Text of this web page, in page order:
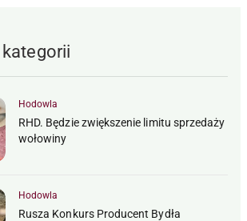
Hodowla
RHD. Będzie zwiększenie limitu sprzedaży
wołowiny
Hodowla
Rusza Konkurs Producent Bydła